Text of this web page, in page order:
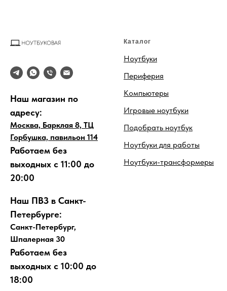
Наш магазин по
адресу:
Москва, Барклая 8, ТЦ
Горбушка, павильон 114
Работаем без
выходных с 11:00 до
20:00
Наш ПВЗ в Санкт-
Петербурге:
Санкт-Петербург,
Шпалерная 30
Работаем без
выходных с 10:00 до
18:00
Каталог
Ноутбуки
Периферия
Компьютеры
Игровые ноутбуки
Подобрать ноутбук
Ноутбуки для работы
Ноутбуки-трансформеры